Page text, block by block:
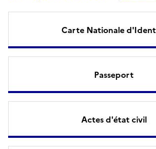
Carte Nationale
Passeport
Actes d'état civil